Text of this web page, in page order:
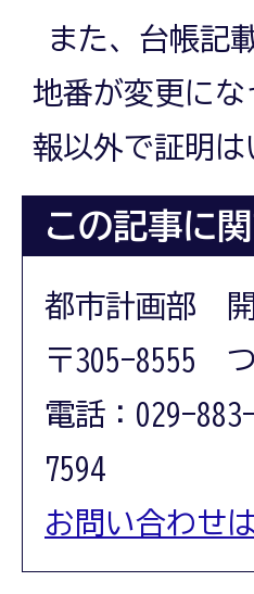
また、台帳記
地番が変更に
報以外で証明
この記事に
都市計画部
〒305-8555
電話：029-
7594
お問い合わせ